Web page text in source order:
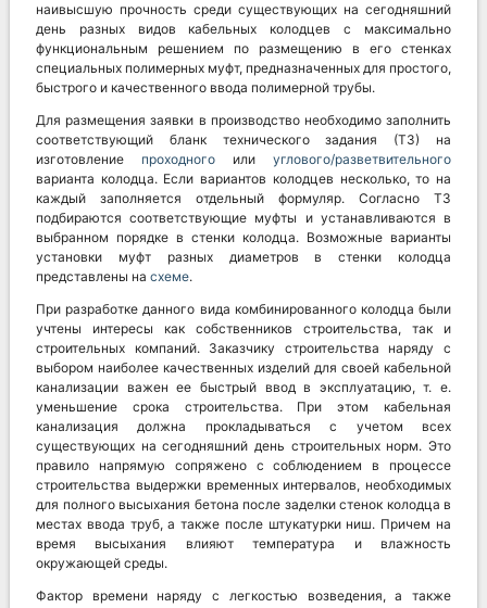
наивысшую прочность среди существующих на сегодняшний
день разных видов кабельных колодцев с максимально
функциональным решением по размещению в его стенках
специальных полимерных муфт, предназначенных для простого,
быстрого и качественного ввода полимерной трубы.
Для размещения заявки в производство необходимо заполнить
соответствующий бланк технического задания (ТЗ) на
изготовление проходного или углового/разветвительного
варианта колодца. Если вариантов колодцев несколько, то на
каждый заполняется отдельный формуляр. Согласно ТЗ
подбираются соответствующие муфты и устанавливаются в
выбранном порядке в стенки колодца. Возможные варианты
установки муфт разных диаметров в стенки колодца
представлены на схеме.
При разработке данного вида комбинированного колодца были
учтены интересы как собственников строительства, так и
строительных компаний. Заказчику строительства наряду с
выбором наиболее качественных изделий для своей кабельной
канализации важен ее быстрый ввод в эксплуатацию, т. е.
уменьшение срока строительства. При этом кабельная
канализация должна прокладываться с учетом всех
существующих на сегодняшний день строительных норм. Это
правило напрямую сопряжено с соблюдением в процессе
строительства выдержки временных интервалов, необходимых
для полного высыхания бетона после заделки стенок колодца в
местах ввода труб, а также после штукатурки ниш. Причем на
время высыхания влияют температура и влажность
окружающей среды.
Фактор времени наряду с легкостью возведения, а также